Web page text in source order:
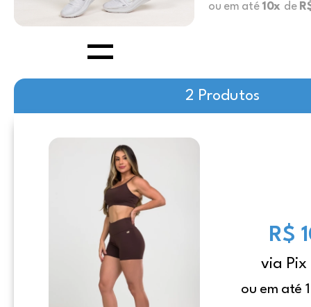
ou em até 10x de
2 Produtos
R$
via Pix
ou em até